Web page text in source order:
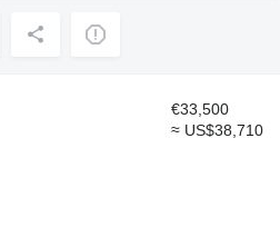
€33,500
≈ US$38,710